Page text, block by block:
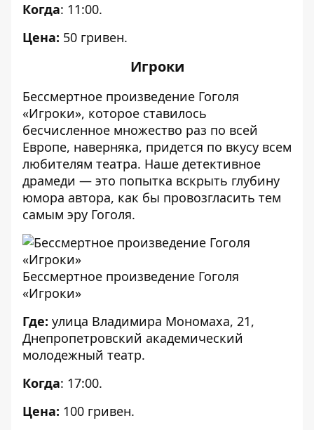
Когда: 11:00.
Цена: 50 гривен.
Игроки
Бессмертное произведение Гоголя
«Игроки», которое ставилось
бесчисленное множество раз по всей
Европе, наверняка, придется по вкусу всем
любителям театра. Наше детективное
драмеди — это попытка вскрыть глубину
юмора автора, как бы провозгласить тем
самым эру Гоголя.
Бессмертное произведение Гоголя
«Игроки»
Где: улица Владимира Мономаха, 21,
Днепропетровский академический
молодежный театр.
Когда: 17:00.
Цена: 100 гривен.